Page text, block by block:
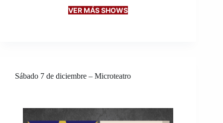
VER MÁS SHOWS
Sábado 7 de diciembre – Microteatro